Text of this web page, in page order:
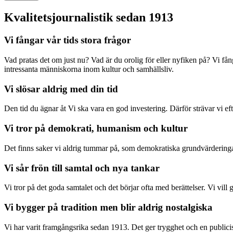
Kvalitetsjournalistik sedan 1913
Vi fångar vår tids stora frågor
Vad pratas det om just nu? Vad är du orolig för eller nyfiken på? Vi
intressanta människorna inom kultur och samhällsliv.
Vi slösar aldrig med din tid
Den tid du ägnar åt Vi ska vara en god investering. Därför strävar vi
Vi tror på demokrati, humanism och kultur
Det finns saker vi aldrig tummar på, som demokratiska
Vi sår frön till samtal och nya tankar
Vi tror på det goda samtalet och det börjar ofta med berättelser. Vi vill
Vi bygger på tradition men blir aldrig nostalgiska
Vi har varit framgångsrika sedan 1913. Det ger trygghet och en